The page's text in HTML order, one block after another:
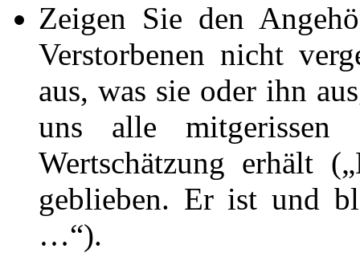
Zeigen Sie den
Verstorbenen nicht
aus, was sie oder ihn
uns alle
Wertschätzung erhält
geblieben. Er ist und
…“).